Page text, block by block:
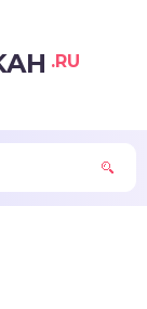
.RU